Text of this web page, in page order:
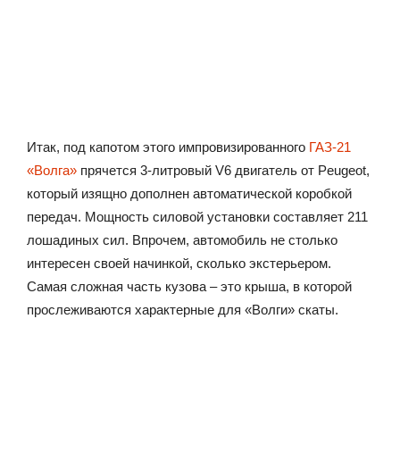
Итак, под капотом этого импровизированного ГАЗ-21
«Волга» прячется 3-литровый V6 двигатель от Peugeot,
который изящно дополнен автоматической коробкой
передач. Мощность силовой установки составляет 211
лошадиных сил. Впрочем, автомобиль не столько
интересен своей начинкой, сколько экстерьером.
Самая сложная часть кузова – это крыша, в которой
прослеживаются характерные для «Волги» скаты.